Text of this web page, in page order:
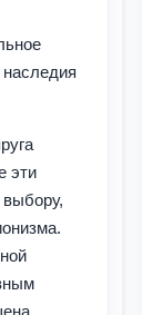
наследия
эти
выбору,